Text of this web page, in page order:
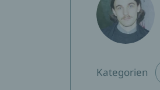
Kategorien